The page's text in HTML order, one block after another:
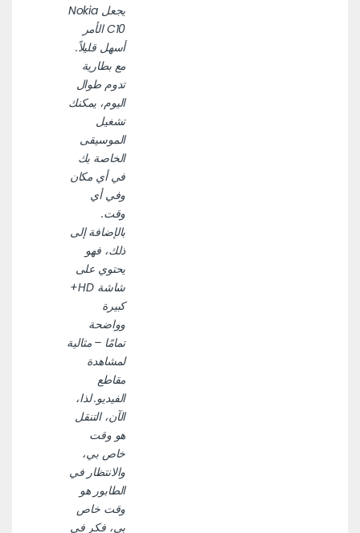
يجعل Nokia
C10 الأمر
أسهل قليلاً.
مع بطارية
تدوم طوال
اليوم، يمكنك
تشغيل
الموسيقى
الخاصة بك
في أي مكان
وفي أي
وقت.
بالإضافة إلى
ذلك، فهو
يحتوي على
شاشة HD+
كبيرة
وواضحة
تمامًا – مثالية
لمشاهدة
مقاطع
الفيديو. لذا،
الآن، التنقل
هو وقت
خاص بي،
والانتظار في
الطابور هو
وقت خاص
بي، فكر في